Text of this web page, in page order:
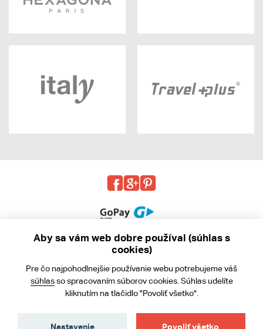
Obchodné podmienky
Ochrana osobných údajov
Aby sa vám web dobre používal (súhlas s
cookies)
Pre čo najpohodlnejšie používanie webu potrebujeme váš
súhlasso spracovaním súborov cookies. Súhlas udelíte
kliknutím na tlačidlo "Povoliť všetko".
Povoliť všetko
Nastavenie